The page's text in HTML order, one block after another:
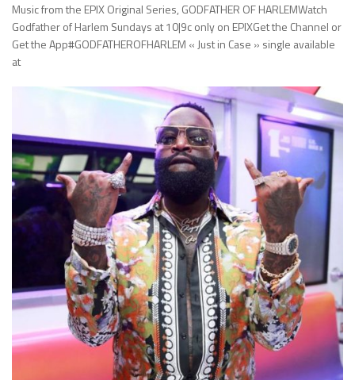
Music from the EPIX Original Series, GODFATHER OF HARLEMWatch
Godfather of Harlem Sundays at 10|9c only on EPIXGet the Channel or
Get the App#GODFATHEROFHARLEM « Just in Case » single available
at